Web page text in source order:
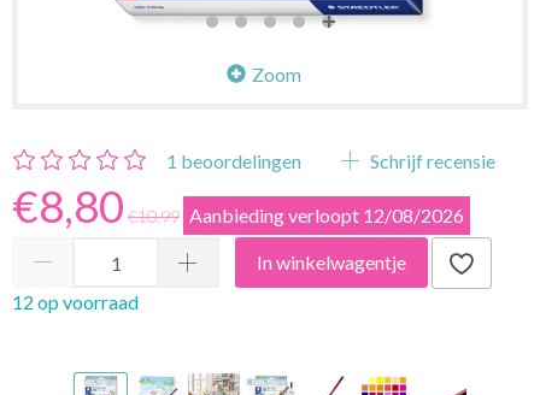
Zoom
1 beoordelingen Schrijf recensie
€8,80 €10,99 Aanbieding verloopt 12/08/2026
In winkelwagentje
12 op voorraad